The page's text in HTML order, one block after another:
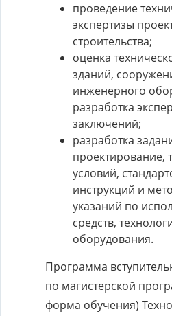
проведение
экспертизы
строительства;
оценка
зданий,
инженерного
разработка
заключений;
разработка
проектирование,
условий,
инструкций и
указаний по
средств,
оборудования.
Программа
по магистерской
форма обучения)